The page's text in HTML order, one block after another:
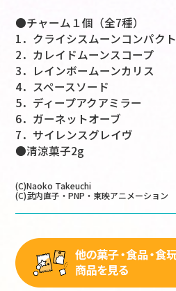
●チャーム１個（全7種）
1．クライシスムーンコンパクト
2．カレイドムーンスコープ
3．レインボームーンカリス
4．スペースソード
5．ディープアクアミラー
6．ガーネットオーブ
7．サイレンスグレイヴ
●清涼菓子2g
(C)Naoko Takeuchi
(C)武内直子・PNP・東映アニメーション